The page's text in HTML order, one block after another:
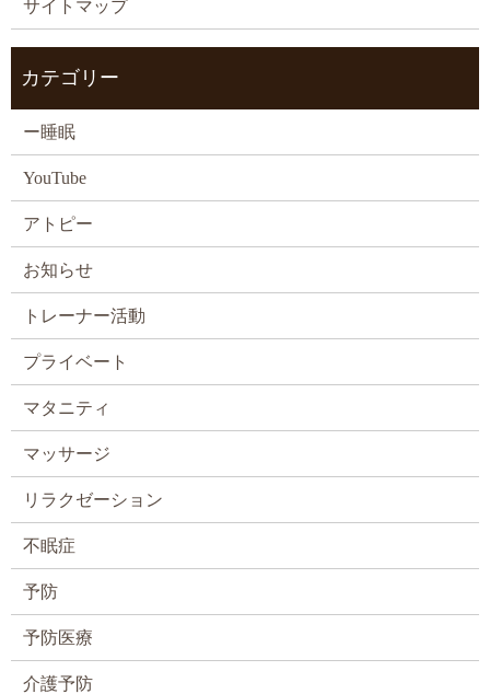
サイトマップ
カテゴリー
ー睡眠
YouTube
アトピー
お知らせ
トレーナー活動
プライベート
マタニティ
マッサージ
リラクゼーション
不眠症
予防
予防医療
介護予防